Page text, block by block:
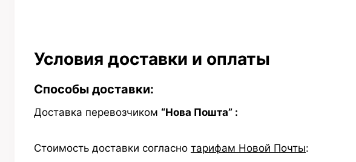
Условия доставки и оплаты
Способы доставки:
Доставка перевозчиком “Нова Пошта” :
Стоимость доставки согласно тарифам Новой Почты: